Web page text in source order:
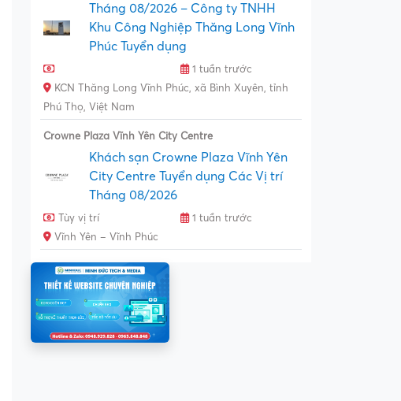
Tháng 08/2026 – Công ty TNHH
Khu Công Nghiệp Thăng Long Vĩnh
Phúc Tuyển dụng
1 tuần trước
KCN Thăng Long Vĩnh Phúc, xã Bình Xuyên, tỉnh
Phú Thọ, Việt Nam
Crowne Plaza Vĩnh Yên City Centre
Khách sạn Crowne Plaza Vĩnh Yên
City Centre Tuyển dụng Các Vị trí
Tháng 08/2026
Tùy vị trí
1 tuần trước
Vĩnh Yên – Vĩnh Phúc